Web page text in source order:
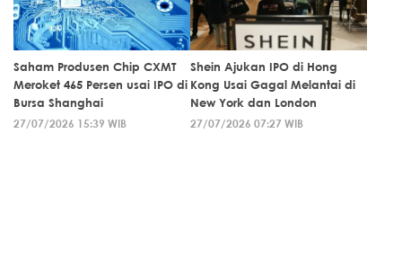
Saham Produsen Chip CXMT
Meroket 465 Persen usai IPO di
Bursa Shanghai
27/07/2026 15:39 WIB
Shein Ajukan IPO di Hong
Kong Usai Gagal Melantai di
New York dan London
27/07/2026 07:27 WIB